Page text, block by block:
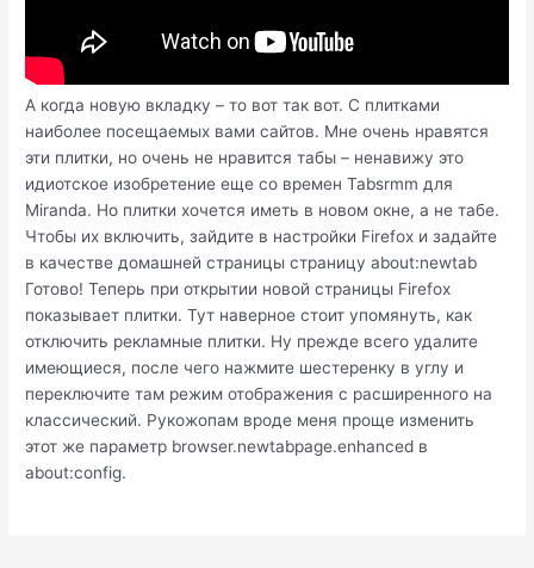
А когда новую вкладку – то вот так вот. С плитками
наиболее посещаемых вами сайтов. Мне очень нравятся
эти плитки, но очень не нравится табы – ненавижу это
идиотское изобретение еще со времен Tabsrmm для
Miranda. Но плитки хочется иметь в новом окне, а не табе.
Чтобы их включить, зайдите в настройки Firefox и задайте
в качестве домашней страницы страницу about:newtab
Готово! Теперь при открытии новой страницы Firefox
показывает плитки. Тут наверное стоит упомянуть, как
отключить рекламные плитки. Ну прежде всего удалите
имеющиеся, после чего нажмите шестеренку в углу и
переключите там режим отображения с расширенного на
классический. Рукожопам вроде меня проще изменить
этот же параметр browser.newtabpage.enhanced в
about:config.